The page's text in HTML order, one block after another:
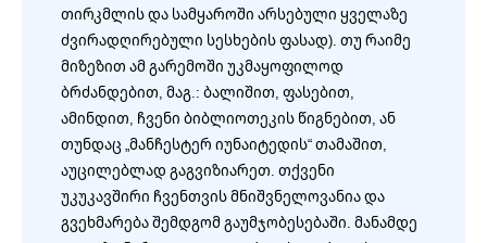
თირკმლის და სამყაროში არსებული ყველაზე
ძვირადღირებული სესხების ფასად). თუ რაიმე
მიზეზით ამ გარემოში უკმაყოფილოდ
ბრძანდებით, მაგ.: ბალიშით, ფასებით,
ამინდით, ჩვენი ბიბლიოთეკის წიგნებით, ან
თუნდაც „მანჩესტერ იუნაიტედის“ თამაშით,
აუცილებლად გაგვიზიარეთ. თქვენი
უკუკავშირი ჩვენთვის მნიშვნელოვანია და
გვეხმარება შემდგომ გაუმჯობესებაში. მანამდე